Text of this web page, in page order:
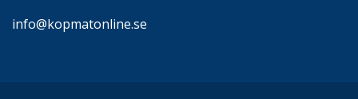
info@kopmatonline.se